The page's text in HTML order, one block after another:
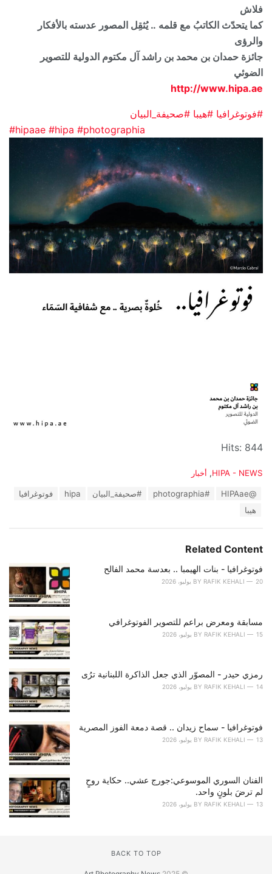
فلاش
كما يتحدّث الكاتبُ مع قلمه .. يُثقِل المصور عدسته بالأفكار
والرؤى
جائزة حمدان بن محمد بن راشد آل مكتوم الدولية للتصوير
الضوئي
http://www.hipa.ae
#فوتوغرافيا #هيبا #صحيفة_البيان
#hipaae #hipa #photographia
Hits: 844
C
i
s
:
HIPA - NEWS
, أخبار
T
@HIPAae
#photographia #صحيفة_البيان hipa
فوتوغرافيا
هيبا
Related Content
فوتوغرافيا - بنات الهيمبا .. بعدسة محمد الفالح
BY RAFIK KEHALI 20 يوليو، 2026
مسابقة ومعرض براعم للتصوير الفوتوغرافي
BY RAFIK KEHALI 15 يوليو، 2026
رمزي حيدر - المصوّر الذي جعل الذاكرة اللبنانية ترُى
BY RAFIK KEHALI 14 يوليو، 2026
فوتوغرافيا - سماح زيدان .. قصة دمعة الفوز المصرية
BY RAFIK KEHALI 13 يوليو، 2026
الفنان السوري الموسوعي:جورج عشي.. حكاية روحٍ
لم ترضَ بلونٍ واحد.
BY RAFIK KEHALI 13 يوليو، 2026
BACK TO TOP